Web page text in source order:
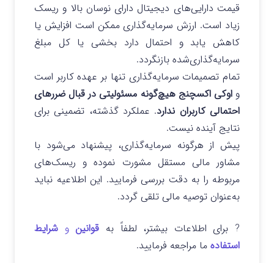
قیمت دارایی‌های دیجیتال دارای نوسان بالا و ریسک
زیاد است. ارزش سرمایه‌گذاری ممکن است افزایش یا
کاهش یابد و احتمال دارد بخشی یا کل مبلغ
سرمایه‌گذاری‌شده بازنگردد.
تمام تصمیمات سرمایه‌گذاری تنها بر عهده کاربر است
واوکی اکسچنج هیچ‌گونه مسئولیتی در قبال ضررهای
احتمالی کاربران ندارد. عملکرد گذشته، تضمینی برای
نتایج آینده نیست.
پیش از هرگونه سرمایه‌گذاری، پیشنهاد می‌شود با
مشاور مالی مستقل مشورت نموده و ریسک‌های
مربوطه را به دقت بررسی فرمایید. این اطلاعیه نباید
به‌عنوان توصیه مالی تلقی گردد.
? برای اطلاعات بیشتر، لطفاً به قوانینو شرایط
استفاده ما مراجعه فرمایید.